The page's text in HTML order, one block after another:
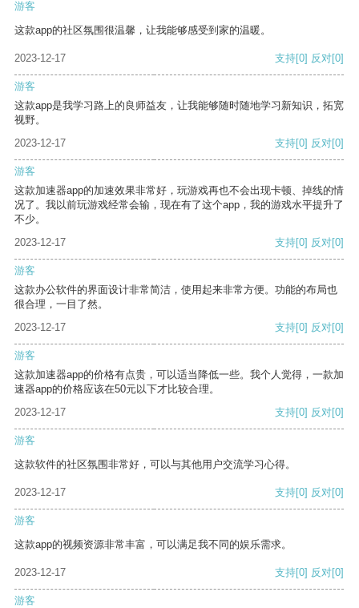
游客
这款app的社区氛围很温馨，让我能够感受到家的温暖。
2023-12-17 支持[0] 反对[0]
游客
这款app是我学习路上的良师益友，让我能够随时随地学习新知识，拓宽
视野。
2023-12-17
支持[0] 反对[0]
游客
这款加速器app的加速效果非常好，玩游戏再也不会出现卡顿、掉线的情
况了。我以前玩游戏经常会输，现在有了这个app，我的游戏水平提升了
不少。
2023-12-17
支持[0] 反对[0]
游客
这款办公软件的界面设计非常简洁，使用起来非常方便。功能的布局也
很合理，一目了然。
2023-12-17
支持[0] 反对[0]
游客
这款加速器app的价格有点贵，可以适当降低一些。我个人觉得，一款加
速器app的价格应该在50元以下才比较合理。
2023-12-17
支持[0] 反对[0]
游客
这款软件的社区氛围非常好，可以与其他用户交流学习心得。
2023-12-17 支持[0] 反对[0]
游客
这款app的视频资源非常丰富，可以满足我不同的娱乐需求。
2023-12-17 支持[0] 反对[0]
游客